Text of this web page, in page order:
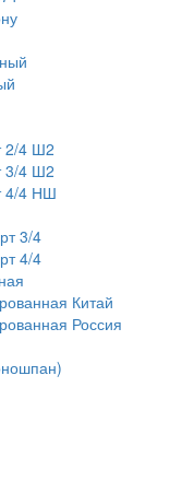
2/4 Ш2
3/4 Ш2
4/4 НШ
3/4
4/4
Китай
Россия